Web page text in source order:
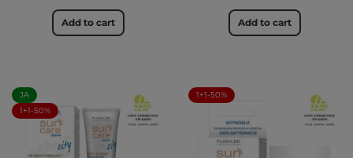
Add to cart Add to cart
JA
1+1-50%
1+1-50%